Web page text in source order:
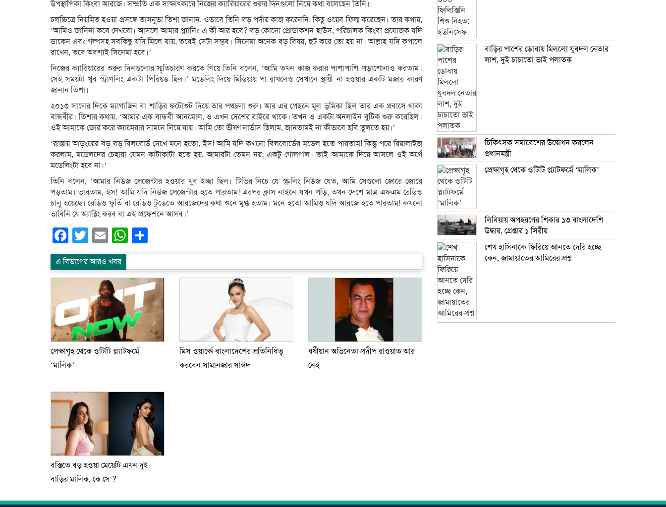
উপস্থাপিকা কিংবা আরজে। সম্প্রতি এক সাক্ষাৎকারে নিজের ক্যারিয়ারের শুরুর দিনগুলো নিয়ে কথা বলেছেন তিনি।
চলচ্চিত্রে নিয়মিত হওয়া প্রসঙ্গে তাসনুভা তিশা জানান, ওভাবে তিনি বড় পর্দায় কাজ করেননি, কিছু ওয়েব ফিল্ম করেছেন। তার কথায়,
‘আমিও জানিনা কবে দেখবো। আসলে আমার প্ল্যানিং-এ কী আর হবে? বড় কোনো প্রোডাকশন হাউস, পরিচালক কিংবা প্রযোজক যদি
ডাকেন এবং গল্পসহ সবকিছু যদি মিলে যায়, তবেই সেটা সম্ভব। সিনেমা অনেক বড় বিষয়, হুট করে তো হয় না। আল্লাহ যদি কপালে
রাখেন, তবে অবশ্যই সিনেমা হবে।’
নিজের ক্যারিয়ারের শুরুর দিনগুলোর স্মৃতিচারণ করতে গিয়ে তিনি বলেন, ‘আমি তখন কাজ করার পাশাপাশি পড়াশোনাও করতাম।
সেই সময়টা খুব স্ট্রাগলিং একটা পিরিয়ড ছিল।’ মডেলিং দিয়ে মিডিয়ায় পা রাখলেও সেখানে স্থায়ী না হওয়ার একটি মজার কারণ
জানান তিশা।
২০১৩ সালের দিকে ম্যাগাজিন বা শাড়ির ফটোশুট দিয়ে তার পথচলা শুরু। আর এর পেছনে মূল ভূমিকা ছিল তার এক প্রবাসে থাকা
বান্ধবীর। তিশার কথায়, ‘আমার এক বান্ধবী আনমোল, ও এখন দেশের বাইরে থাকে। তখন ও একটা অনলাইন বুটিক শুরু করেছিল।
ওই আমাকে জোর করে ক্যামেরার সামনে নিয়ে যায়। আমি তো ভীষণ নার্ভাস ছিলাম, জানতামই না কীভাবে ছবি তুলতে হয়।’
‘রাস্তায় আড়ংয়ের বড় বড় বিলবোর্ড দেখে মনে হতো, ইস! আমি যদি কখনো বিলবোর্ডের মডেল হতে পারতাম! কিন্তু পরে রিয়ালাইজ
করলাম, মডেলদের চেহারা যেমন কাটাকাটা হতে হয়, আমারটা তেমন নয়; একটু গোলগাল। তাই আমাকে দিয়ে আসলে ওই অর্থে
মডেলিংটা হবে না।’
তিনি বলেন, ‘আমার নিউজ প্রেজেন্টার হওয়ার খুব ইচ্ছা ছিল। টিভির নিচে যে স্ক্রলিং নিউজ যেত, আমি সেগুলো জোরে জোরে
পড়তাম। ভাবতাম, ইস! আমি যদি নিউজ প্রেজেন্টার হতে পারতাম! এরপর ক্লাস নাইনে যখন পড়ি, তখন দেশে মাত্র এফএম রেডিও
চালু হয়েছে। রেডিও ফুর্তি বা রেডিও টুডেতে আরজেদের কথা শুনে মুগ্ধ হতাম। মনে হতো আমিও যদি আরজে হতে পারতাম! কখনো
ভাবিনি যে অ্যাক্টিং করব বা এই প্রফেশনে আসব।’
Facebook
Twitter
EmailWhatsApp
এ বিভাগের আরও খবর
প্রেক্ষাগৃহ থেকে ওটিটি প্ল্যাটফর্মে
‘মালিক’
মিস ওয়ার্ল্ডে বাংলাদেশের প্রতিনিধিত্ব
করবেন সামানজার সাঈদ
বর্ষীয়ান অভিনেতা প্রদীপ রাওয়াত আর
নেই
বস্তিতে বড় হওয়া মেয়েটি এখন দুই
বাড়ির মালিক, কে সে ?
বাড়ির পাশের ডোবায় মিললো যুবদল নেতার
লাশ, দুই চাচাতো ভাই পলাতক
চিকিৎসক সমাবেশের উদ্বোধন করলেন
প্রধানমন্ত্রী
প্রেক্ষাগৃহ থেকে ওটিটি প্ল্যাটফর্মে ‘মালিক’
লিবিয়ায় অপহরণের শিকার ১৩ বাংলাদেশি
উদ্ধার, গ্রেপ্তার ১ সিরীয়
শেখ হাসিনাকে ফিরিয়ে আনতে দেরি হচ্ছে
কেন, জামায়াতের আমিরের প্রশ্ন